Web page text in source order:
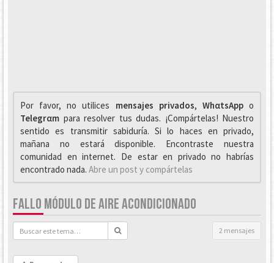
Por favor, no utilices mensajes privados, WhαtsAppo
Telegrαm para resolver tus dudas. ¡Compártelas! Nuestro
sentido es transmitir sabiduría. Si lo haces en privado,
mañana no estará disponible. Encontraste nuestra
comunidad en internet. De estar en privado no habrías
encontrado nada. Abre un post y compártelas
FALLO MÓDULO DE AIRE ACONDICIONADO
2 mensajes